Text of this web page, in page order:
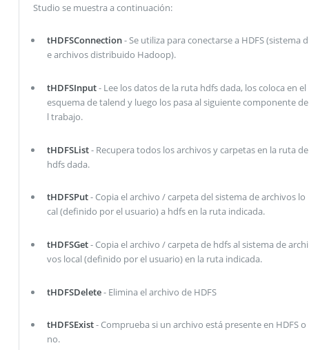
Studio se muestra a continuación:
tHDFSConnection- Se utiliza para conectarse a HDFS (sistema d
e archivos distribuido Hadoop).
tHDFSInput- Lee los datos de la ruta hdfs dada, los coloca en el
esquema de talend y luego los pasa al siguiente componente de
l trabajo.
tHDFSList- Recupera todos los archivos y carpetas en la ruta de
hdfs dada.
tHDFSPut- Copia el archivo / carpeta del sistema de archivos lo
cal (definido por el usuario) a hdfs en la ruta indicada.
tHDFSGet- Copia el archivo / carpeta de hdfs al sistema de archi
vos local (definido por el usuario) en la ruta indicada.
tHDFSDelete- Elimina el archivo de HDFS
tHDFSExist- Comprueba si un archivo está presente en HDFS o
no.